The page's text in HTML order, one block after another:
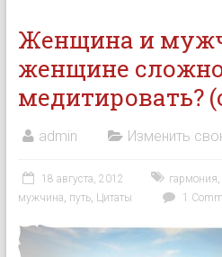
Женщина и
женщине
медитировать?
admin Изменить
18 августа, 2012 гармония,
мужчина, путь, Цитаты 1